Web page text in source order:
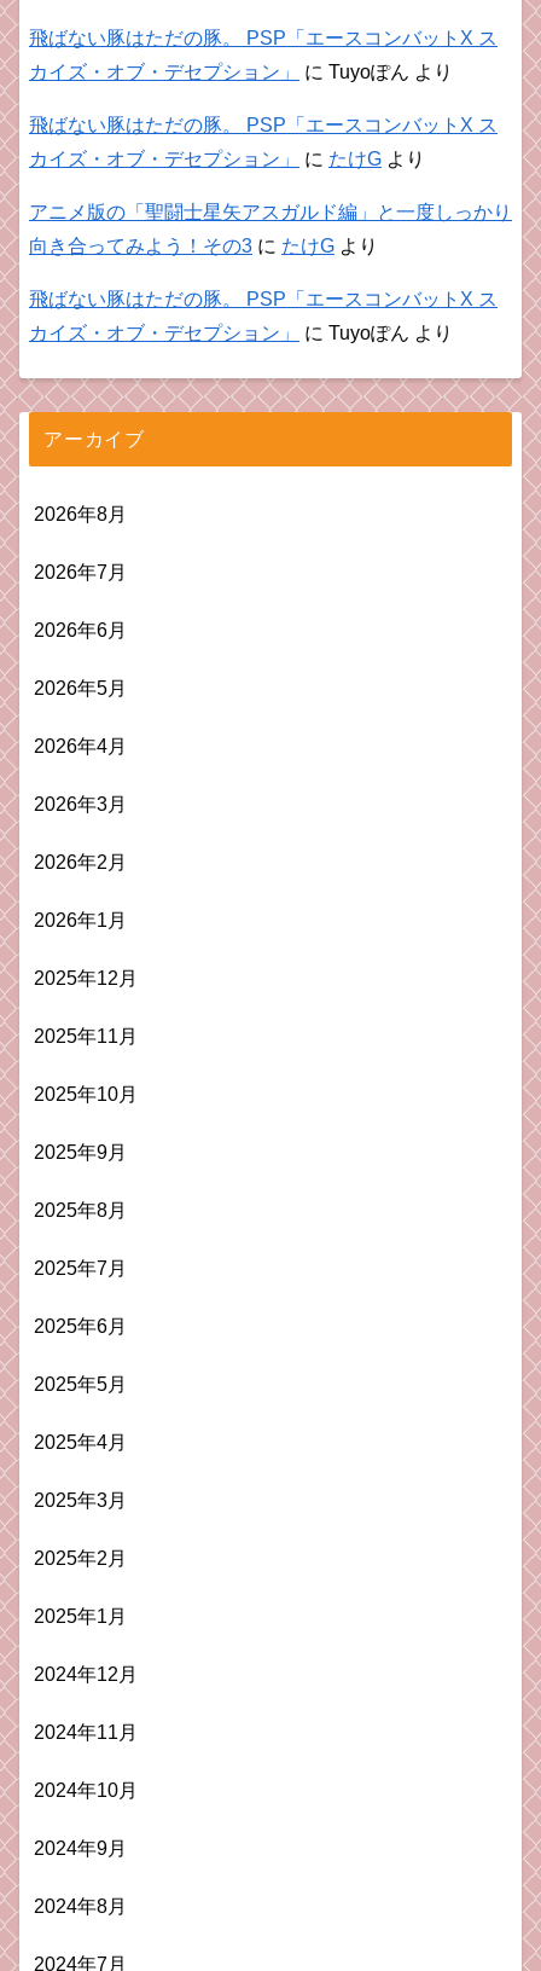
飛ばない豚はただの豚。 PSP「エースコンバットX ス
カイズ・オブ・デセプション」
に Tuyoぽん より
飛ばない豚はただの豚。 PSP「エースコンバットX ス
カイズ・オブ・デセプション」
に たけG より
アニメ版の「聖闘士星矢アスガルド編」と一度しっかり
向き合ってみよう！その3 に たけG より
飛ばない豚はただの豚。 PSP「エースコンバットX ス
カイズ・オブ・デセプション」
に Tuyoぽん より
アーカイブ
2026年8月
2026年7月
2026年6月
2026年5月
2026年4月
2026年3月
2026年2月
2026年1月
2025年12月
2025年11月
2025年10月
2025年9月
2025年8月
2025年7月
2025年6月
2025年5月
2025年4月
2025年3月
2025年2月
2025年1月
2024年12月
2024年11月
2024年10月
2024年9月
2024年8月
2024年7月